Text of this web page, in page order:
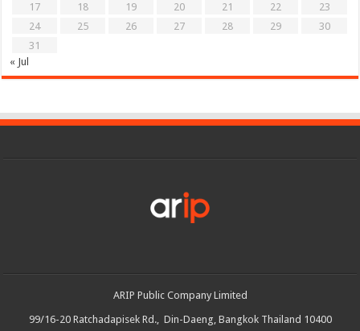
17
18 19 20 21 22
23
24
25 26 27 28 29
30
31
« Jul
ARIP Public Company Limited
99/16-20 Ratchadapisek Rd., Din-Daeng, Bangkok Thailand 10400